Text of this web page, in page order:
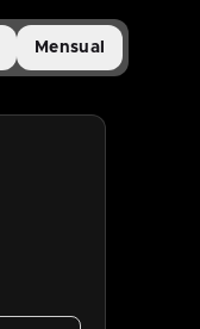
Mensual